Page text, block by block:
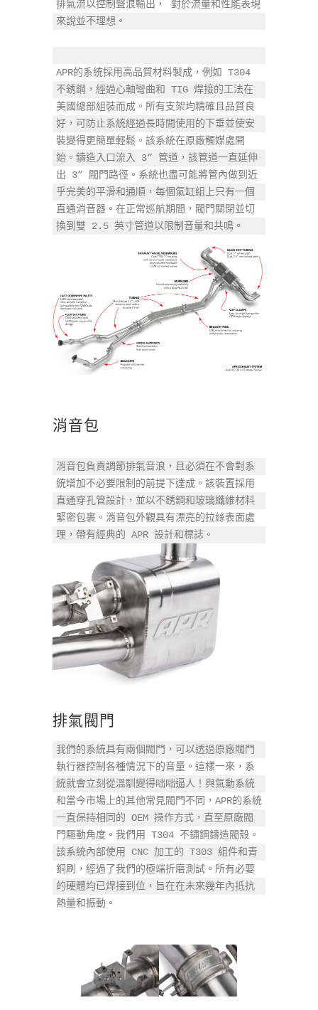
排氣流以控制聲浪輸出， 對於流量和性能表現
來說並不理想。
APR的系統採用高品質材料製成，例如 T304
不銹鋼，經過心軸彎曲和 TIG 焊接的工法在
美國總部組裝而成。所有支架均精確且品質良
好，可防止系統經過長時間使用的下垂並使安
裝變得更簡單輕鬆。該系統在原廠觸媒處開
始。鑄造入口流入 3” 管道，該管道一直延伸
出 3” 閥門路徑。系統也盡可能將管內做到近
乎完美的平滑和通順，每個氣缸組上只有一個
直通消音器。在正常巡航期間，閥門關閉並切
換到雙 2.5 英寸管道以限制音量和共鳴。
消音包
消音包負責調節排氣音浪，且必須在不會對系
統增加不必要限制的前提下達成。該裝置採用
直通穿孔管設計，並以不銹鋼和玻璃纖維材料
緊密包裹。消音包外觀具有漂亮的拉絲表面處
理，帶有經典的 APR 設計和標誌。
排氣閥門
我們的系統具有兩個閥門，可以透過原廠閥門
執行器控制各種情況下的音量。這樣一來，系
統就會立刻從溫馴變得咄咄逼人！與氣動系統
和當今市場上的其他常見閥門不同，APR的系統
一直保持相同的 OEM 操作方式，直至原廠閥
門驅動角度。我們用 T304 不鏽鋼鑄造閥殼。
該系統內部使用 CNC 加工的 T303 組件和青
銅刷，經過了我們的極端折磨測試。所有必要
的硬體均已焊接到位，旨在在未來幾年內抵抗
熱量和振動。